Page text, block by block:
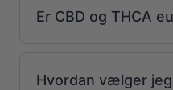
Er CBD og THCA
Hvordan vælger